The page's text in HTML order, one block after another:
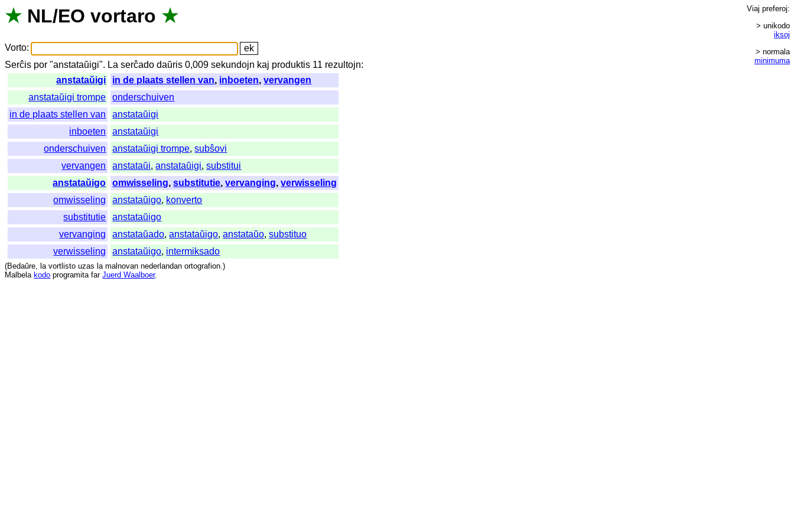
★ NL/EO vortaro ★
Vorto:
Serĉis por "anstataŭigi". La serĉado daŭris 0,009sekundojn kaj produktis 11 rezultojn:
anstataŭigi
in de plaats stellen van, inboeten,vervangen
anstataŭigi trompe
onderschuiven
in de plaats stellen van
anstataŭigi
inboeten
anstataŭigi
onderschuiven
anstataŭigi trompe,subŝovi
vervangen
anstataŭi,anstataŭigi,substitui
anstataŭigo
omwisseling,substitutie,vervanging,verwisseling
omwisseling
anstataŭigo, konverto
substitutie
anstataŭigo
vervanging
anstataŭado,anstataŭigo,anstataŭo,substituo
verwisseling
anstataŭigo, intermiksado
Viaj preferoj:
> unikodo
iksoj
> normala
minimuma
(Bedaŭre, la vortlisto uzas la malnovan nederlandan ortografion.)
Malbela kodo programita far Juerd Waalboer.